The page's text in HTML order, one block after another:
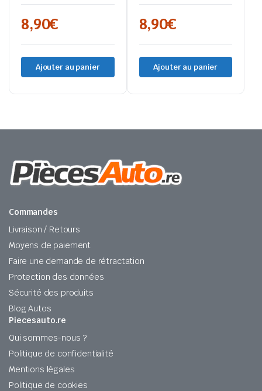
8,90€
Ajouter au panier
8,90€
Ajouter au panier
Commandes
Livraison / Retours
Moyens de paiement
Faire une demande de rétractation
Protection des données
Sécurité des produits
Blog Autos
Piecesauto.re
Qui sommes-nous ?
Politique de confidentialité
Mentions légales
Politique de cookies